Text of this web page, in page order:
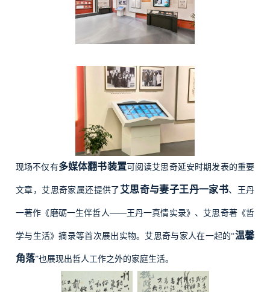
现场不仅有多媒体翻书装置可阅读艾思奇延安时期发表的重要
文章，艾思奇家属还提供了 艾思奇与妻子王丹一家书、王丹
一著作《磨砺一生伴哲人——王丹一真情实录》、艾思奇著《哲
学与生活》摘录等首次展出实物。艾思奇与家人在一起的“温馨
角落”也展现出哲人工作之外的家庭生活。